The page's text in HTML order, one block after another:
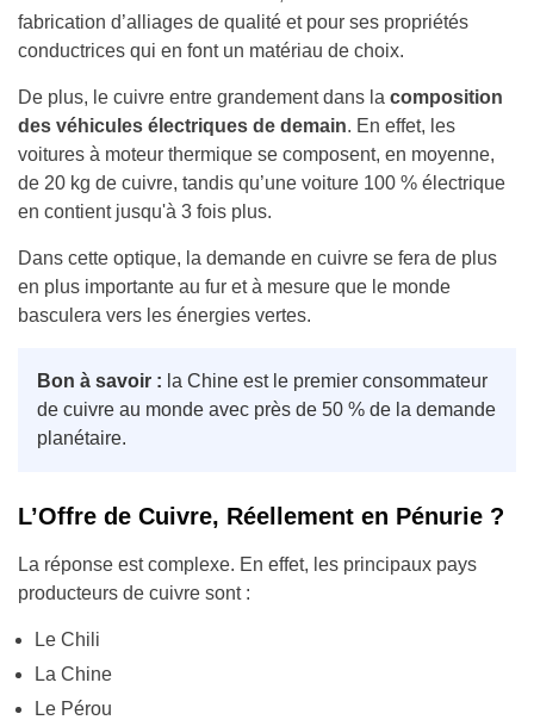
fabrication d’alliages de qualité et pour ses propriétés
conductrices qui en font un matériau de choix.
De plus, le cuivre entre grandement dans la composition
des véhicules électriques de demain. En effet, les
voitures à moteur thermique se composent, en moyenne,
de 20 kg de cuivre, tandis qu’une voiture 100 % électrique
en contient jusqu'à 3 fois plus.
Dans cette optique, la demande en cuivre se fera de plus
en plus importante au fur et à mesure que le monde
basculera vers les énergies vertes.
Bon à savoir : la Chine est le premier consommateur
de cuivre au monde avec près de 50 % de la demande
planétaire.
L’Offre de Cuivre, Réellement en Pénurie ?
La réponse est complexe. En effet, les principaux pays
producteurs de cuivre sont :
Le Chili
La Chine
Le Pérou